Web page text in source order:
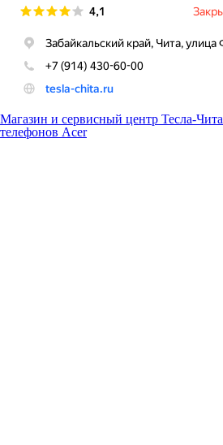
Магазин и сервисный центр Тесла-Чита
телефонов Acer